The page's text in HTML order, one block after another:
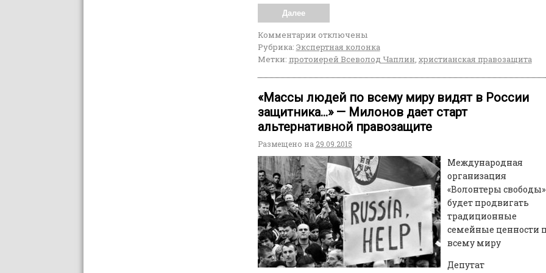
Далее
Комментарии отключены
Рубрика: Экспертная колонка
Метки: протоиерей Всеволод Чаплин, христианская правозащита
«Массы людей по всему миру видят в России
защитника…» — Милонов дает старт
альтернативной правозащите
Размещено на 29.09.2015
Международная
организация
«Волонтеры свободы»
будет продвигать
традиционные
семейные ценности
всему миру
Депутат